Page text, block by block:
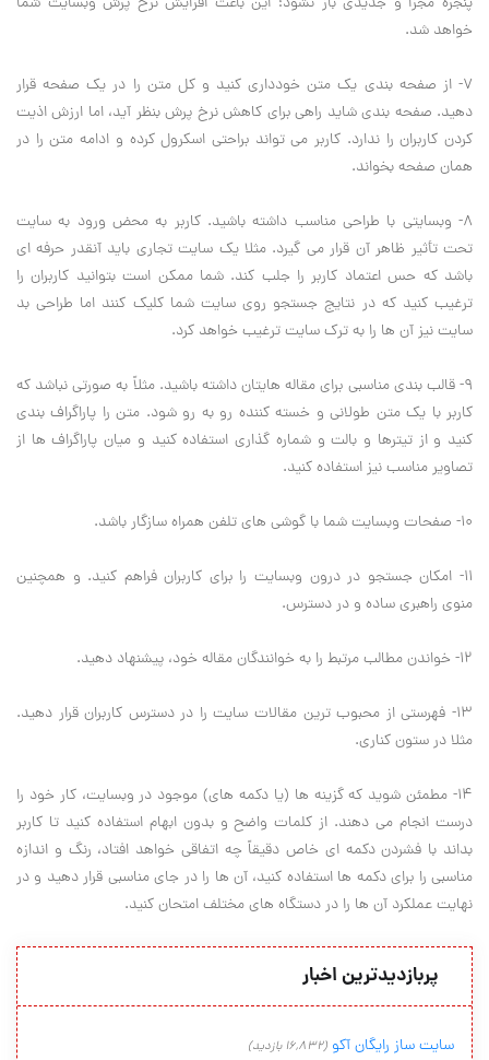
خواهد شد.
7- از صفحه بندی یک متن خودداری کنید و کل متن را در یک صفحه قرار
دهید. صفحه بندی شاید راهی برای کاهش نرخ پرش بنظر آید، اما ارزش اذیت
کردن کاربران را ندارد. کاربر می تواند براحتی اسکرول کرده و ادامه متن را در
همان صفحه بخواند.
8- وبسایتی با طراحی مناسب داشته باشید. کاربر به محض ورود به سایت
تحت تأثیر ظاهر آن قرار می گیرد. مثلا یک سایت تجاری باید آنقدر حرفه ای
باشد که حس اعتماد کاربر را جلب کند. شما ممکن است بتوانید کاربران را
ترغیب کنید که در نتایج جستجو روی سایت شما کلیک کنند اما طراحی بد
سایت نیز آن ها را به ترک سایت ترغیب خواهد کرد.
9- قالب بندی مناسبی برای مقاله هایتان داشته باشید. مثلاً به صورتی نباشد که
کاربر با یک متن طولانی و خسته کننده رو به رو شود. متن را پاراگراف بندی
کنید و از تیترها و بالت و شماره گذاری استفاده کنید و میان پاراگراف ها از
تصاویر مناسب نیز استفاده کنید.
10- صفحات وبسایت شما با گوشی های تلفن همراه سازگار باشد.
11- امکان جستجو در درون وبسایت را برای کاربران فراهم کنید. و همچنین
منوی راهبری ساده و در دسترس.
12- خواندن مطالب مرتبط را به خوانندگان مقاله خود، پیشنهاد دهید.
13- فهرستی از محبوب ترین مقالات سایت را در دسترس کاربران قرار دهید.
مثلا در ستون کناری.
14- مطمئن شوید که گزینه ها (یا دکمه های) موجود در وبسایت، کار خود را
درست انجام می دهند. از کلمات واضح و بدون ابهام استفاده کنید تا کاربر
بداند با فشردن دکمه ای خاص دقیقاً چه اتفاقی خواهد افتاد، رنگ و اندازه
مناسبی را برای دکمه ها استفاده کنید، آن ها را در جای مناسبی قرار دهید و در
نهایت عملکرد آن ها را در دستگاه های مختلف امتحان کنید.
پربازدیدترین اخبار
سایت ساز رایگان آکو (16,832 بازدید)